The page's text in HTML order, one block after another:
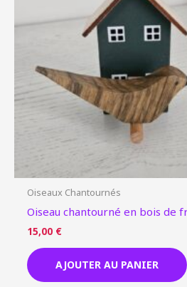
Oiseaux Chantournés
Oiseau chantourné en bois de
15,00 €
AJOUTER AU PANIER